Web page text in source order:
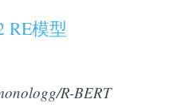
RE模型
R-BERT